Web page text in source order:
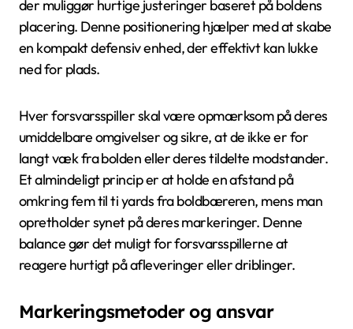
der muliggør hurtige justeringer baseret på boldens
placering. Denne positionering hjælper med at skabe
en kompakt defensiv enhed, der effektivt kan lukke
ned for plads.
Hver forsvarsspiller skal være opmærksom på deres
umiddelbare omgivelser og sikre, at de ikke er for
langt væk fra bolden eller deres tildelte modstander.
Et almindeligt princip er at holde en afstand på
omkring fem til ti yards fra boldbæreren, mens man
opretholder synet på deres markeringer. Denne
balance gør det muligt for forsvarsspillerne at
reagere hurtigt på afleveringer eller driblinger.
Markeringsmetoder og ansvar